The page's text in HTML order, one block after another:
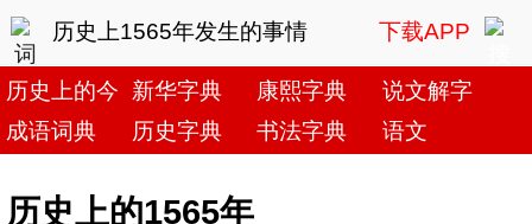
历史上1565年发生的事情 下载APP
历史上的今天新华字典 康熙字典
说文解字
成语词典
历史字典 书法字典 语文
历史上的1565年